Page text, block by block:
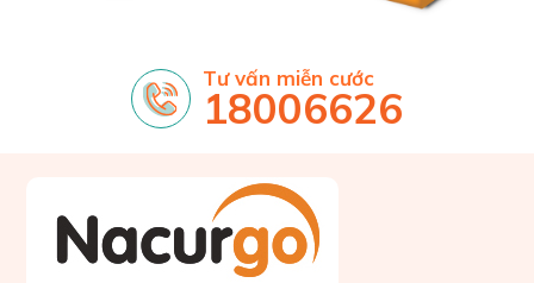
Tư vấn miễn cước
18006626